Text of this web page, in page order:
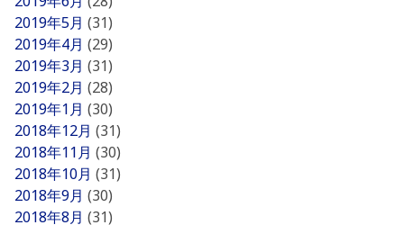
2019年5月 (31)
2019年4月 (29)
2019年3月 (31)
2019年2月 (28)
2019年1月 (30)
2018年12月 (31)
2018年11月 (30)
2018年10月 (31)
2018年9月 (30)
2018年8月 (31)